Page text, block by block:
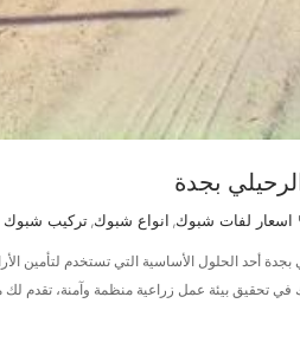
بجدة
اسعار لفات شبوك, انواع شبوك,تركيب شبوك
أحد الحلول الأساسية التي تستخدم لتأمين
في تحقيق بيئة عمل زراعية منظمة وآمنة، تقدم